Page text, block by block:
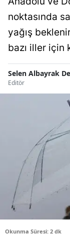
noktasında
yağış
bazı iller için
Selen Albayrak
Editör
Okunma Süresi: 2 dk